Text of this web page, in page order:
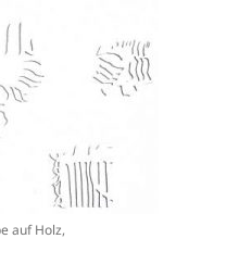
auf Holz,